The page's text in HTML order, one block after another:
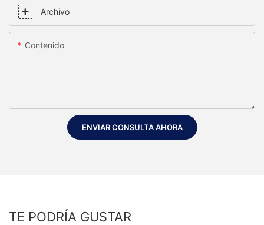
Archivo
Contenido
ENVIAR CONSULTA AHORA
TE PODRÍA GUSTAR